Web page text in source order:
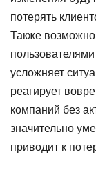
потерять
Также
усложняет
реагирует
компаний без
значительно
приводит к